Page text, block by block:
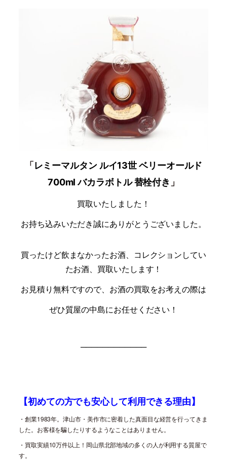
「レミーマルタン ルイ13世 ベリーオールド
700ml バカラボトル 替栓付き 」
買取いたしました！
お持ち込みいただき誠にありがとうございました。
買ったけど飲まなかったお酒、コレクションしてい
たお酒、買取いたします！
お見積り無料ですので、 お酒の買取をお考えの際は
ぜひ質屋の中島にお任せください！
────────────
【初めての方でも安心して利用できる理由】
・創業1983年。津山市・美作市に密着した真面目な経営を行ってきま
した。お客様を騙したりするようなことはありません。
・買取実績10万件以上！岡山県北部地域の多くの人が利用する質屋で
す。